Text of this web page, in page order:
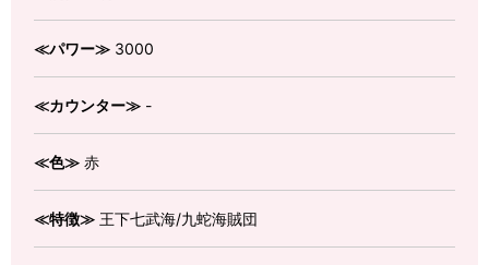
≪パワー≫ 3000
≪カウンター≫ -
≪色≫ 赤
≪特徴≫ 王下七武海/九蛇海賊団